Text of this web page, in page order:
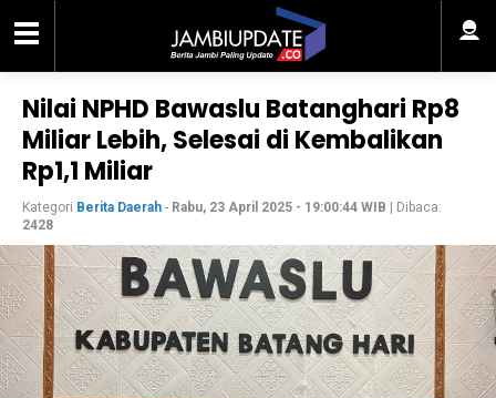
Nilai NPHD Bawaslu Batanghari Rp8
Miliar Lebih, Selesai di Kembalikan
Rp1,1 Miliar
Kategori Berita Daerah - Rabu, 23 April 2025 - 19:00:44 WIB | Dibaca:
2428